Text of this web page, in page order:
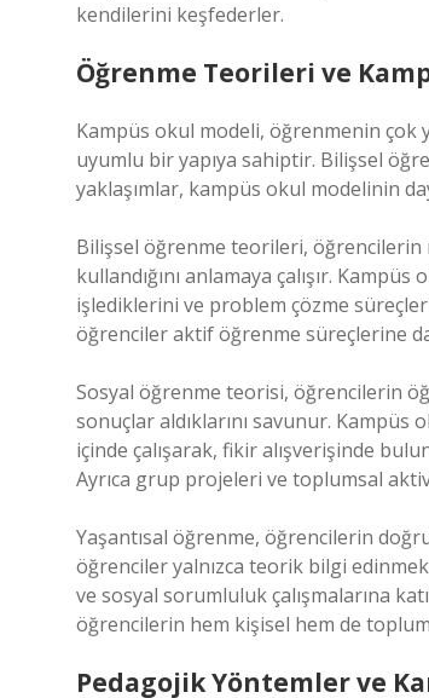
kendilerini keşfederler.
Öğrenme Teorileri ve
Kampüs okul modeli, öğrenmenin çok
uyumlu bir yapıya sahiptir. Bilişsel
yaklaşımlar, kampüs okul modelinin
Bilişsel öğrenme teorileri,
kullandığını anlamaya çalışır.
işlediklerini ve problem çözme
öğrenciler aktif öğrenme süreçlerine
Sosyal öğrenme teorisi, öğrencilerin
sonuçlar aldıklarını savunur.
içinde çalışarak, fikir alışverişinde
Ayrıca grup projeleri ve toplumsal
Yaşantısal öğrenme, öğrencilerin
öğrenciler yalnızca teorik bilgi
ve sosyal sorumluluk çalışmalarına
öğrencilerin hem kişisel hem de
Pedagojik Yöntemler ve